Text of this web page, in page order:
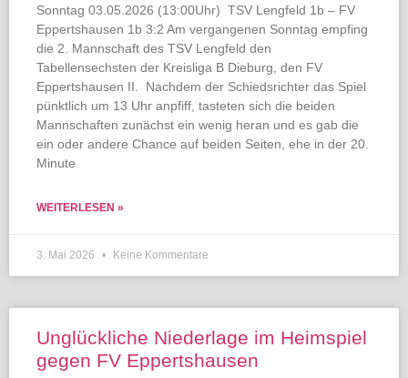
Sonntag 03.05.2026 (13:00Uhr) TSV Lengfeld 1b – FV
Eppertshausen 1b 3:2 Am vergangenen Sonntag empfing
die 2. Mannschaft des TSV Lengfeld den
Tabellensechsten der Kreisliga B Dieburg, den FV
Eppertshausen II. Nachdem der Schiedsrichter das Spiel
pünktlich um 13 Uhr anpfiff, tasteten sich die beiden
Mannschaften zunächst ein wenig heran und es gab die
ein oder andere Chance auf beiden Seiten, ehe in der 20.
Minute
WEITERLESEN »
3. Mai 2026 Keine Kommentare
Unglückliche Niederlage im Heimspiel
gegen FV Eppertshausen